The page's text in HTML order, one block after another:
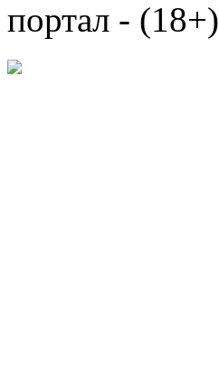
портал - (18+)